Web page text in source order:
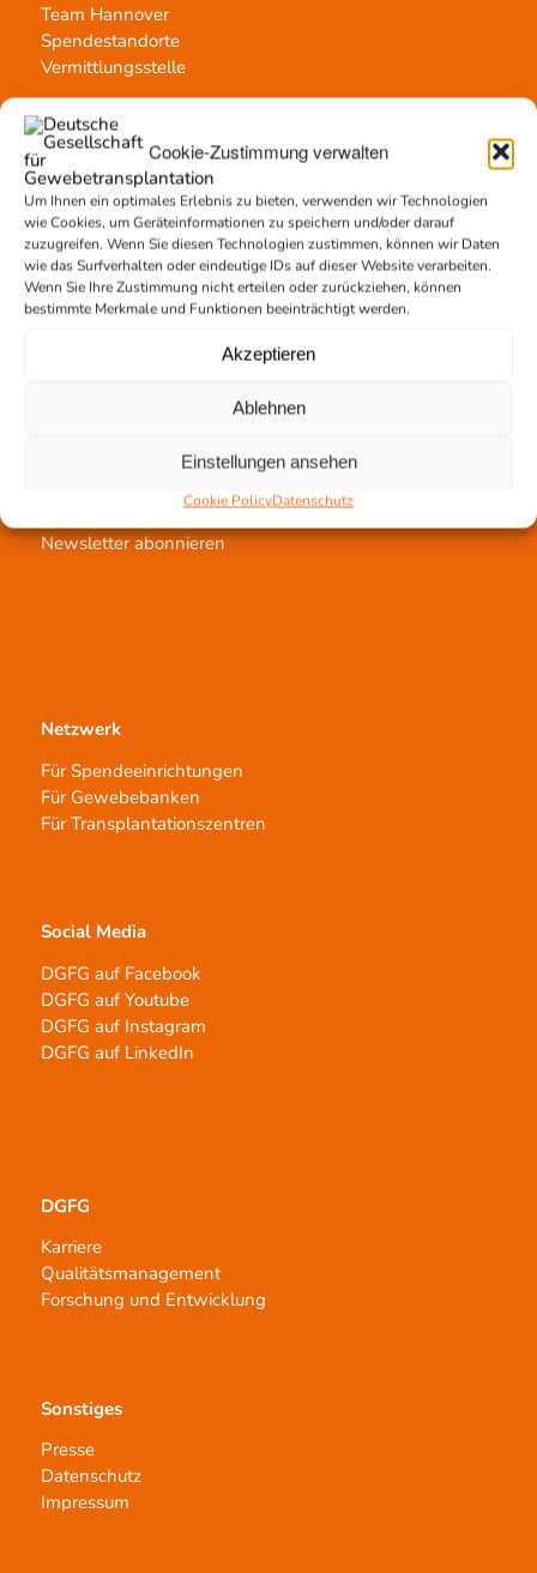
Cookie-Zustimmung verwalten
Um Ihnen ein optimales Erlebnis zu bieten, verwenden wir Technologien
wie Cookies, um Geräteinformationen zu speichern und/oder darauf
zuzugreifen. Wenn Sie diesen Technologien zustimmen, können wir Daten
wie das Surfverhalten oder eindeutige IDs auf dieser Website verarbeiten.
Wenn Sie Ihre Zustimmung nicht erteilen oder zurückziehen, können
bestimmte Merkmale und Funktionen beeinträchtigt werden.
Akzeptieren
Ablehnen
Einstellungen ansehen
Cookie PolicyDatenschutz
Team Hannover
Spendestandorte
Vermittlungsstelle
Gewebetransplantation
Gewebeprozessierung
Transplantatvermittlung
Transplantat bestellen
Newsletter abonnieren
Netzwerk
Für Spendeeinrichtungen
Für Gewebebanken
Für Transplantationszentren
Social Media
DGFG auf Facebook
DGFG auf Youtube
DGFG auf Instagram
DGFG auf LinkedIn
DGFG
Karriere
Qualitätsmanagement
Forschung und Entwicklung
Sonstiges
Presse
Datenschutz
Impressum